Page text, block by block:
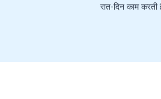
रात-दिन काम करती